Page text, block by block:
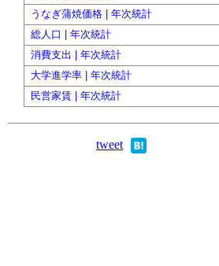
うなぎ蒲焼価格 | 年次統計
総人口 | 年次統計
消費支出 | 年次統計
大学進学率 | 年次統計
民営家賃 | 年次統計
tweet